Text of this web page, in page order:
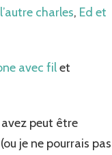
l’autre charles, Ed et
avec filet
avez peut être
je ne pourrais pas